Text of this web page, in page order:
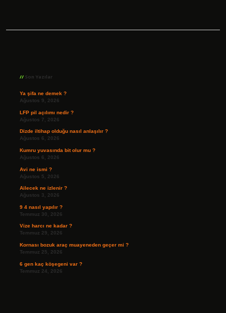
Son Yazılar
Ya şifa ne demek ?
Ağustos 9, 2026
LFP pil açılımı nedir ?
Ağustos 7, 2026
Dizde iltihap olduğu nasıl anlaşılır ?
Ağustos 6, 2026
Kumru yuvasında bit olur mu ?
Ağustos 6, 2026
Avi ne ismi ?
Ağustos 5, 2026
Ailecek ne izlenir ?
Ağustos 3, 2026
9 4 nasıl yapılır ?
Temmuz 30, 2026
Vize harcı ne kadar ?
Temmuz 29, 2026
Kornası bozuk araç muayeneden geçer mi ?
Temmuz 25, 2026
6 gen kaç köşegeni var ?
Temmuz 24, 2026